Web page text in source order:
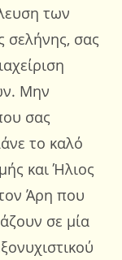
των
σελήνης, σας
Μην
σας
το καλό
και Ήλιος
Άρη που
σε μία